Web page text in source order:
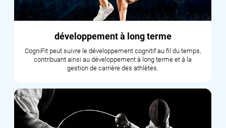
développement à long terme
CogniFit peut suivre le développement cognitif au fil du temps,
contribuant ainsi au développement à long terme et à la
gestion de carrière des athlètes.